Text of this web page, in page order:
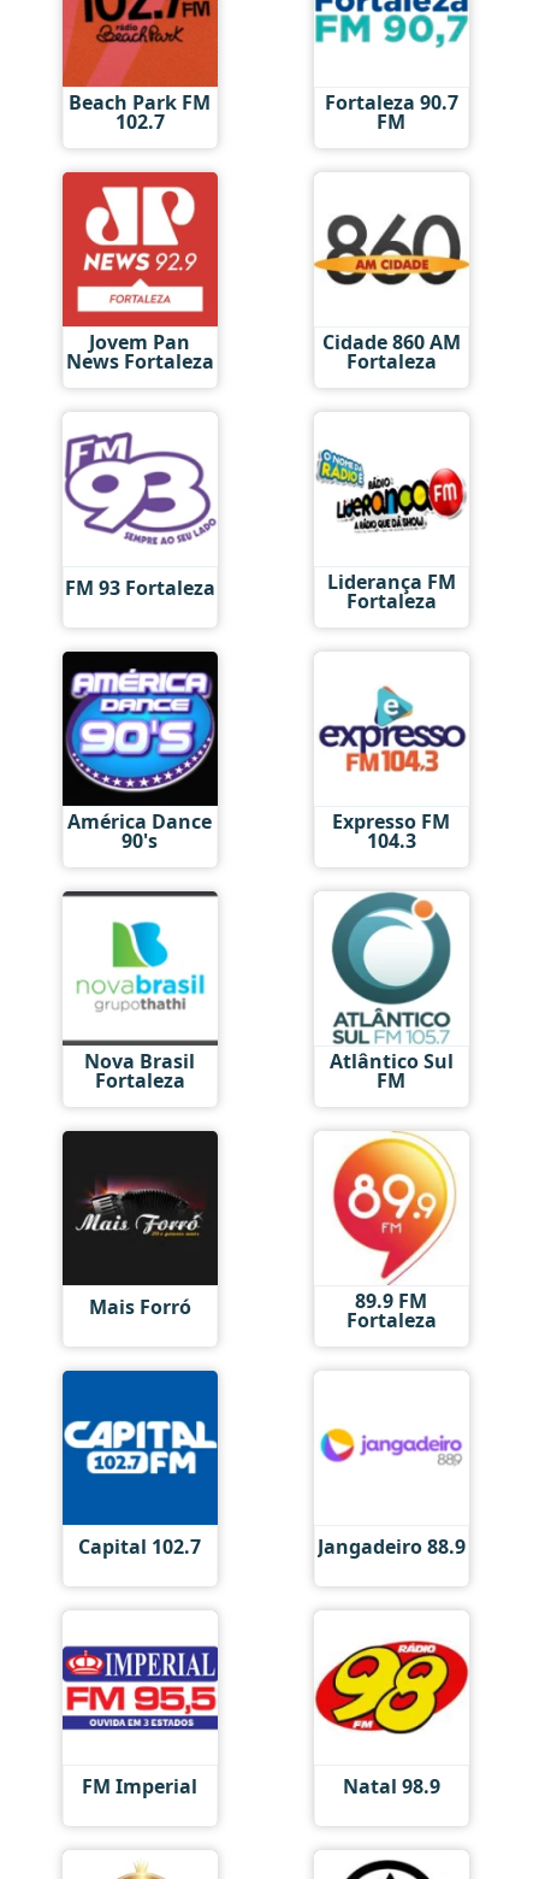
Beach Park FM
102.7
Fortaleza 90.7
FM
Jovem Pan
News Fortaleza
Cidade 860 AM
Fortaleza
FM 93 Fortaleza Liderança FM
Fortaleza
América Dance
90's
Expresso FM
104.3
Nova Brasil
Fortaleza
Atlântico Sul
FM
Mais Forró 89.9 FM
Fortaleza
Capital 102.7 Jangadeiro 88.9
FM Imperial Natal 98.9